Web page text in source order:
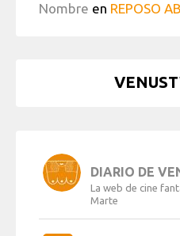
Nombre en REPOSO
DIARIO DE
La web de cine
Marte